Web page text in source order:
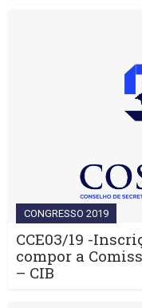
CONGRESSO 2019
CCE03/19 -
compor a
– CIB